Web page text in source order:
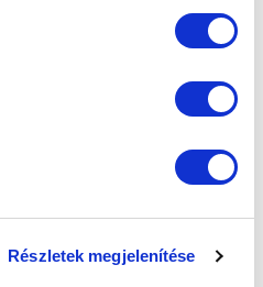
Részletek megjelenítése